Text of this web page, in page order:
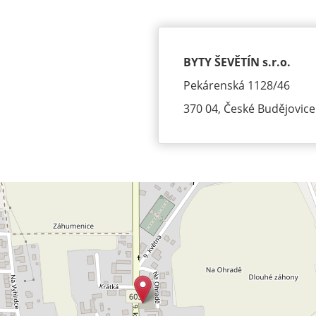
BYTY ŠEVĚTÍN s.r.o.
Pekárenská 1128/46
370 04, České